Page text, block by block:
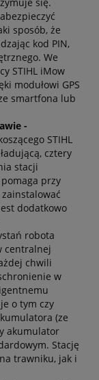
sposób, że
kod PIN,
We
STIHL iMow
modułowi GPS
smartfona lub
-
STIHL
cztery
stacji
przy
dodatkowo
robota
centralnej
chwili
w
o tym czy
(ze
akumulator
Stację
trawniku, jak i